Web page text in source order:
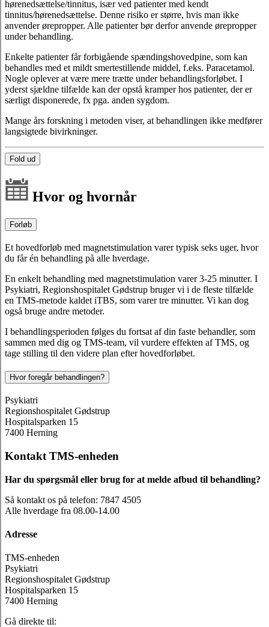
hørenedsættelse/tinnitus, især ved patienter med kendt
tinnitus/hørenedsættelse. Denne risiko er større, hvis man ikke
anvender ørepropper. Alle patienter bør derfor anvende ørepropper
under behandling.
Enkelte patienter får forbigående spændingshovedpine, som kan
behandles med et mildt smertestillende middel, f.eks. Paracetamol.
Nogle oplever at være mere trætte under behandlingsforløbet. I
yderst sjældne tilfælde kan der opstå kramper hos patienter, der er
særligt disponerede, fx pga. anden sygdom.
Mange års forskning i metoden viser, at behandlingen ikke medfører
langsigtede bivirkninger.
Fold ud
Hvor og hvornår
Forløb
Et hovedforløb med magnetstimulation varer typisk seks uger, hvor
du får én behandling på alle hverdage.
En enkelt behandling med magnetstimulation varer 3-25 minutter. I
Psykiatri, Regionshospitalet Gødstrup bruger vi i de fleste tilfælde
en TMS-metode kaldet iTBS, som varer tre minutter. Vi kan dog
også bruge andre metoder.
I behandlingsperioden følges du fortsat af din faste behandler, som
sammen med dig og TMS-team, vil vurdere effekten af TMS, og
tage stilling til den videre plan efter hovedforløbet.
Hvor foregår behandlingen?
Psykiatri
Regionshospitalet Gødstrup
Hospitalsparken 15
7400 Herning
Kontakt TMS-enheden
Har du spørgsmål eller brug for at melde afbud til behandling?
Så kontakt os på telefon: 7847 4505
Alle hverdage fra 08.00-14.00
Adresse
TMS-enheden
Psykiatri
Regionshospitalet Gødstrup
Hospitalsparken 15
7400 Herning
Gå direkte til: